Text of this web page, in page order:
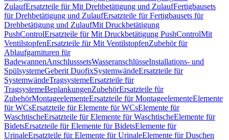
ZulaufErsatzteile für Mit Drehbetätigung und ZulaufFertigbausets
für Drehbetätigung und ZulaufErsatzteile für Fertigbausets für
Drehbetätigung und ZulaufMit Druckbetätigung
PushControlErsatzteile für Mit Druckbetätigung PushControlMit
VentilstopfenErsatzteile für Mit VentilstopfenZubehör für
Ablaufgarnituren für
BadewannenAnschlusssetsWasseranschlüsseInstallations- und
SpülsystemeGeberit DuofixSystemwändeErsatzteile für
SystemwändeTragsystemeErsatzteile für
TragsystemeBeplankungenZubehörErsatzteile für
ZubehörMontageelementeErsatzteile für MontageelementeElemente
für WCsErsatzteile für Elemente für WCsElemente für
WaschtischeErsatzteile für Elemente für WaschtischeElemente für
BidetsErsatzteile für Elemente für BidetsElemente für
UrinaleErsatzteile für Elemente für UrinaleElemente für Duschen